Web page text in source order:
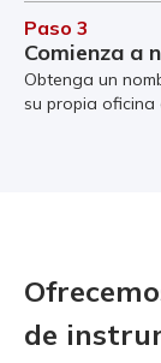
Paso 3
Comienza a
Obtenga un
su propia oficina
de